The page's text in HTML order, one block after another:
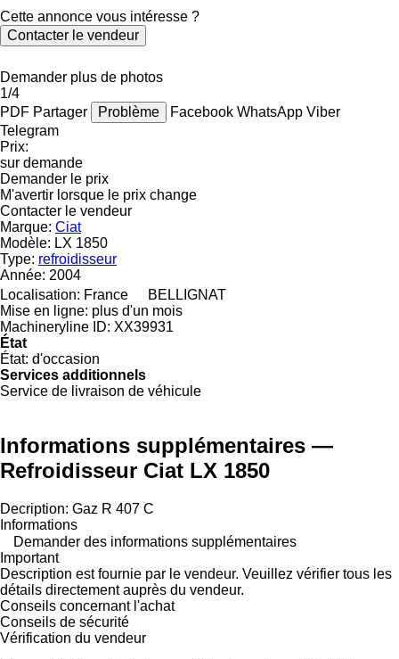
Cette annonce vous intéresse ?
Contacter le vendeur
Demander plus de photos
1/4
PDF Partager Problème Facebook WhatsApp Viber
Telegram
Prix:
sur demande
Demander le prix
M'avertir lorsque le prix change
Contacter le vendeur
Marque: Ciat
Modèle: LX 1850
Type: refroidisseur
Année: 2004
Localisation: France
BELLIGNAT
Mise en ligne: plus d'un mois
Machineryline ID: XX39931
État
État: d'occasion
Services additionnels
Service de livraison de véhicule
Informations supplémentaires —
Refroidisseur Ciat LX 1850
Decription: Gaz R 407 C
Informations
Demander des informations supplémentaires
Important
Description est fournie par le vendeur. Veuillez vérifier tous les
détails directement auprès du vendeur.
Conseils concernant l'achat
Conseils de sécurité
Vérification du vendeur